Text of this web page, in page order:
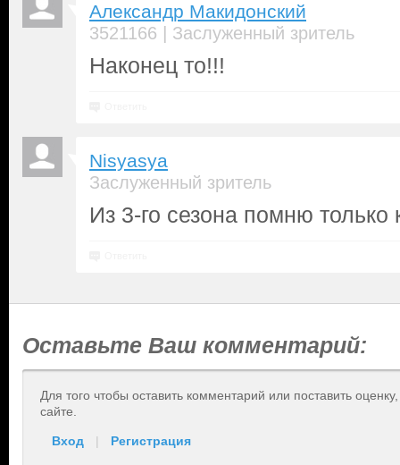
Александр Макидонский
3521166 | Заслуженный зритель
Наконец то!!!
Nisyasya
Заслуженный зритель
Из 3-го сезона помню только
Оставьте Ваш комментарий:
Для того чтобы оставить комментарий или поставить
сайте.
Вход | Регистрация